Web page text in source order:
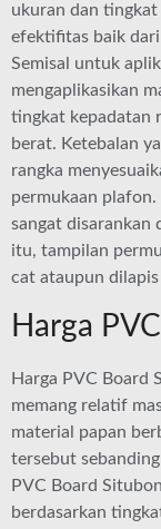
ukuran dan tingkat
efektifitas baik
Semisal untuk
mengaplikasikan
tingkat kepadatan
berat. Ketebalan
rangka
permukaan
sangat disarankan
itu, tampilan
cat ataupun dilapis
Harga
Harga PVC Board
memang relatif
material papan
tersebut
PVC Board
berdasarkan